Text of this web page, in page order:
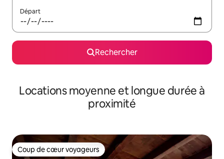
Départ
Rechercher
Locations moyenne et longue durée à
proximité
Coup de cœur voyageurs
Coup de cœur voyageurs